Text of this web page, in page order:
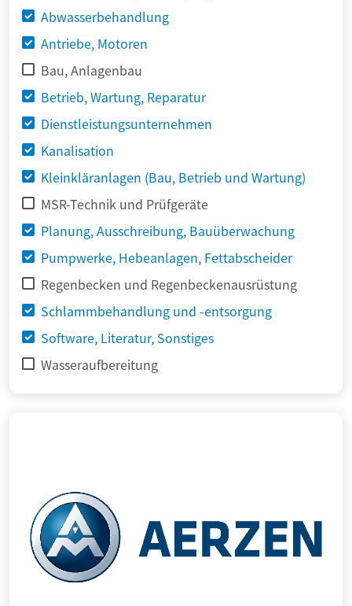
Abwasserbehandlung
Antriebe, Motoren
Bau, Anlagenbau
Betrieb, Wartung, Reparatur
Dienstleistungsunternehmen
Kanalisation
Kleinkläranlagen (Bau, Betrieb und Wartung)
MSR-Technik und Prüfgeräte
Planung, Ausschreibung, Bauüberwachung
Pumpwerke, Hebeanlagen, Fettabscheider
Regenbecken und Regenbeckenausrüstung
Schlammbehandlung und -entsorgung
Software, Literatur, Sonstiges
Wasseraufbereitung